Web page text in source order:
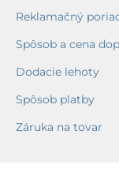
Reklamačný
Spôsob a cena
Dodacie lehoty
Spôsob platby
Záruka na tovar